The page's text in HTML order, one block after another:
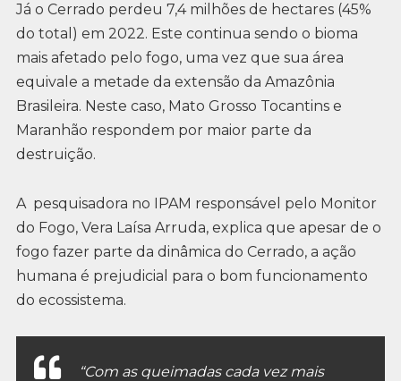
Já o Cerrado perdeu 7,4 milhões de hectares (45%
do total) em 2022. Este continua sendo o bioma
mais afetado pelo fogo, uma vez que sua área
equivale a metade da extensão da Amazônia
Brasileira. Neste caso, Mato Grosso Tocantins e
Maranhão respondem por maior parte da
destruição.
A pesquisadora no IPAM responsável pelo Monitor
do Fogo, Vera Laísa Arruda, explica que apesar de o
fogo fazer parte da dinâmica do Cerrado, a ação
humana é prejudicial para o bom funcionamento
do ecossistema.
“Com as queimadas cada vez mais